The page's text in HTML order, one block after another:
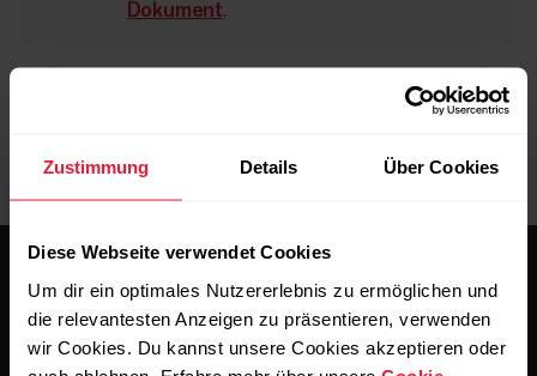
Zustimmung Details Über Cookies
Diese Webseite verwendet Cookies
Um dir ein optimales Nutzererlebnis zu ermöglichen und
die relevantesten Anzeigen zu präsentieren, verwenden
wir Cookies. Du kannst unsere Cookies akzeptieren oder
Dokument.